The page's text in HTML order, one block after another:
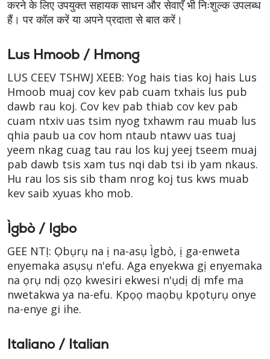
करने के लिए उपयुक्त सहायक साधन और सेवाएँ भी निःशुल्क उपलब्ध
हैं। पर कॉल करें या अपने प्रदाता से बात करें।
Lus Hmoob / Hmong
LUS CEEV TSHWJ XEEB: Yog hais tias koj hais Lus
Hmoob muaj cov kev pab cuam txhais lus pub
dawb rau koj. Cov kev pab thiab cov kev pab
cuam ntxiv uas tsim nyog txhawm rau muab lus
qhia paub ua cov hom ntaub ntawv uas tuaj
yeem nkag cuag tau rau los kuj yeej tseem muaj
pab dawb tsis xam tus nqi dab tsi ib yam nkaus.
Hu rau los sis sib tham nrog koj tus kws muab
kev saib xyuas kho mob.
Ìgbò / Igbo
GEE NTỊ: Ọbụrụ na ị na-asụ Ìgbò, ị ga-enweta
enyemaka asụsụ n'efu. Aga enyekwa gị enyemaka
na ọrụ ndị ọzọ kwesiri ekwesi n'ụdị dị mfe ma
nwetakwa ya na-efu. Kpọọ maọbụ kpọtụrụ onye
na-enye gi ihe.
Italiano / Italian